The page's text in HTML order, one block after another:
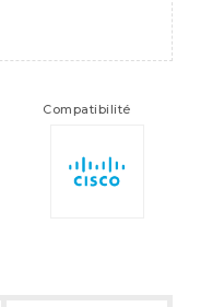
Compatibilité